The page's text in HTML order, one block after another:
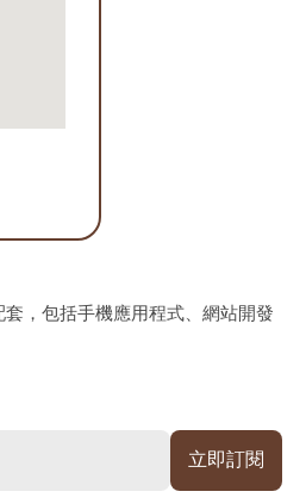
，包括手機應用程式、網站開發